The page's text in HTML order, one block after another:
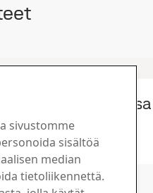
sivustomme
sisältöä
median
tietoliikennettä.